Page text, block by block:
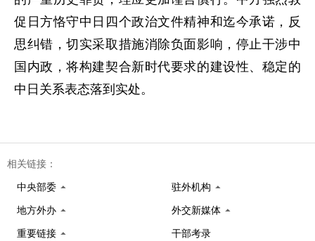
促日方恪守中日四个政治文件精神和迄今承诺，反
思纠错，切实采取措施消除负面影响，停止干涉中
国内政，将构建契合新时代要求的建设性、稳定的
中日关系表态落到实处。
相关链接：
中央部委 驻外机构
地方外办 外交新媒体
重要链接 干部考录